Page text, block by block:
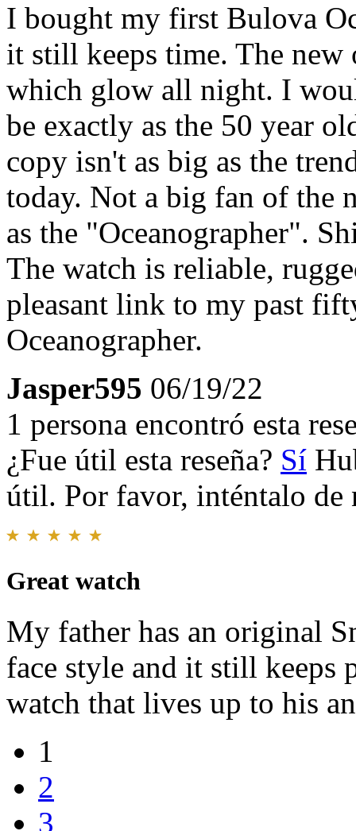
I bought my first Bulova
it still keeps time. The new
which glow all night. I
be exactly as the 50 year
copy isn't as big as the
today. Not a big fan of the
as the "Oceanographer".
The watch is reliable,
pleasant link to my past
Oceanographer.
Jasper595 06/19/22
1 persona encontró esta
¿Fue útil esta reseña? Sí
útil. Por favor, inténtalo de
Great watch
My father has an original
face style and it still keeps
watch that lives up to his
1
2
3